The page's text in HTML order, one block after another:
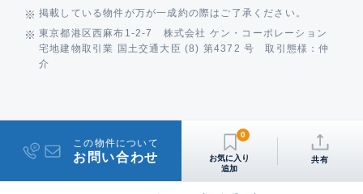
掲載している物件が万が一成約の際はご了承ください。
東京都港区西麻布1-2-7 株式会社 ケン・コーポレーション
宅地建物取引業 国土交通大臣 (8) 第4372 号 取引態様：仲
介
この物件について
お問い合わせ
0
共有